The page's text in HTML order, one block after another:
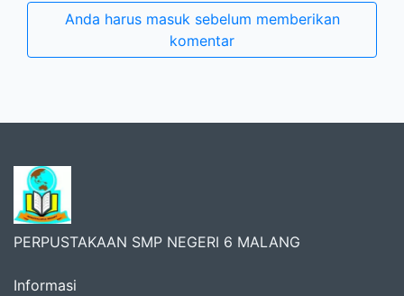
Anda harus masuk sebelum memberikan
komentar
PERPUSTAKAAN SMP NEGERI 6 MALANG
Informasi